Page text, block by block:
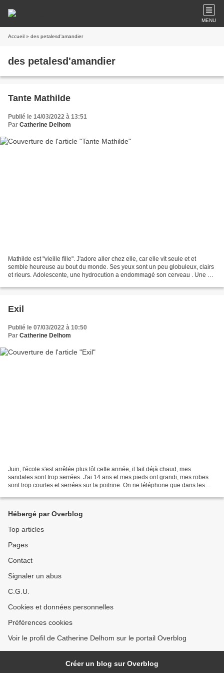
MENU
Accueil » des petalesd'amandier
des petalesd'amandier
Tante Mathilde
Publié le 14/03/2022 à 13:51
Par Catherine Delhom
Mathilde est "vieille fille". J'adore aller chez elle, car elle vit seule et et
semble heureuse au bout du monde. Ses yeux sont un peu globuleux, clairs
et rieurs. Adolescente, une hydrocution a endommagé son cerveau . Une de
Exil
Publié le 07/03/2022 à 10:50
Par Catherine Delhom
Juin, l'école s'est arrêtée plus tôt cette année, il fait déjà chaud, mes
sandales sont trop serrées. J'ai 14 ans et mes pieds ont grandi, mes robes
sont trop courtes et serrées sur la poitrine. On ne téléphone que dans les
Hébergé par Overblog
Top articles
Pages
Contact
Signaler un abus
C.G.U.
Cookies et données personnelles
Préférences cookies
Voir le profil de Catherine Delhom sur le portail Overblog
Créer un blog sur Overblog